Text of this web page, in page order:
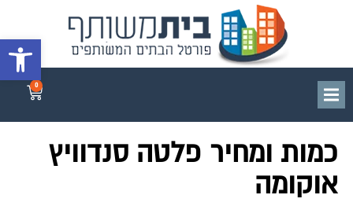
פתח
כמות ומחיר פלטה סנדוויץ
אוקומה